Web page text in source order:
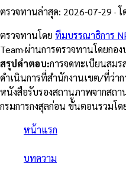
ตรวจทานล่าสุด: 2026-07-29 · โ
ตรวจทานโดย ทีมบรรณาธิการ
Team·ผ่านการตรวจทานโดยกอง
สรุปคำตอบ:การจดทะเบียนสม
ดำเนินการที่สำนักงานเขต/ที่ว่า
หนังสือรับรองสถานภาพจากส
กรมการกงสุลก่อน ขั้นตอนรวมโ
หน้าแรก
บทความ